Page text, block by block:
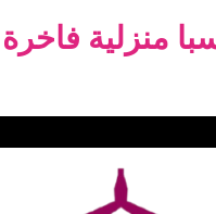
منزلية فاخرة